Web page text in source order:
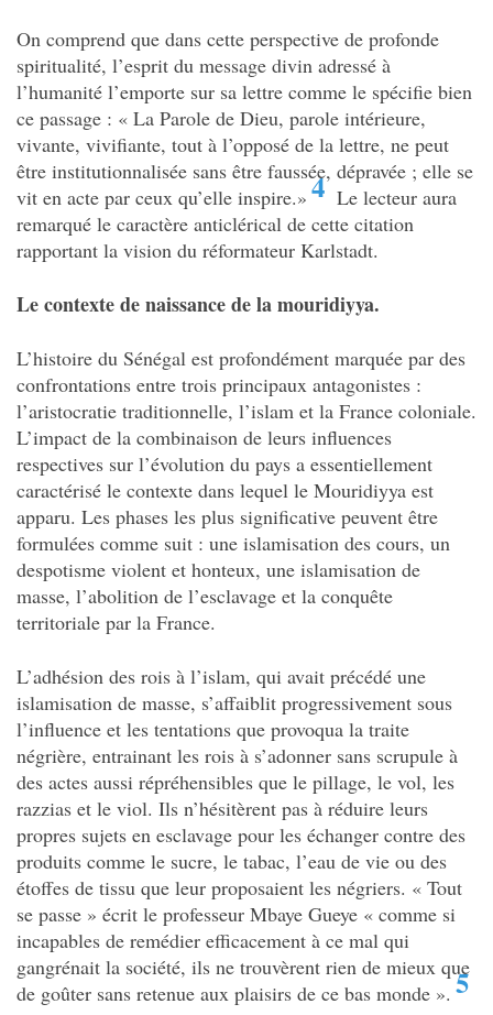
On comprend que dans cette perspective de profonde
spiritualité, l’esprit du message divin adressé à
l’humanité l’emporte sur sa lettre comme le spécifie bien
ce passage : « La Parole de Dieu, parole intérieure,
vivante, vivifiante, tout à l’opposé de la lettre, ne peut
être institutionnalisée sans être faussée, dépravée ; elle se
vit en acte par ceux qu’elle inspire.» 4 Le lecteur aura
remarqué le caractère anticlérical de cette citation
rapportant la vision du réformateur Karlstadt.
Le contexte de naissance de la mouridiyya.
L’histoire du Sénégal est profondément marquée par des
confrontations entre trois principaux antagonistes :
l’aristocratie traditionnelle, l’islam et la France coloniale.
L’impact de la combinaison de leurs influences
respectives sur l’évolution du pays a essentiellement
caractérisé le contexte dans lequel le Mouridiyya est
apparu. Les phases les plus significative peuvent être
formulées comme suit : une islamisation des cours, un
despotisme violent et honteux, une islamisation de
masse, l’abolition de l’esclavage et la conquête
territoriale par la France.
L’adhésion des rois à l’islam, qui avait précédé une
islamisation de masse, s’affaiblit progressivement sous
l’influence et les tentations que provoqua la traite
négrière, entrainant les rois à s’adonner sans scrupule à
des actes aussi répréhensibles que le pillage, le vol, les
razzias et le viol. Ils n’hésitèrent pas à réduire leurs
propres sujets en esclavage pour les échanger contre des
produits comme le sucre, le tabac, l’eau de vie ou des
étoffes de tissu que leur proposaient les négriers. « Tout
se passe » écrit le professeur Mbaye Gueye « comme si
incapables de remédier efficacement à ce mal qui
gangrénait la société, ils ne trouvèrent rien de mieux que
de goûter sans retenue aux plaisirs de ce bas monde ». 5